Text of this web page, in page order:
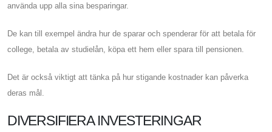
använda upp alla sina besparingar.
De kan till exempel ändra hur de sparar och spenderar för att betala för
college, betala av studielån, köpa ett hem eller spara till pensionen.
Det är också viktigt att tänka på hur stigande kostnader kan påverka
deras mål.
DIVERSIFIERA INVESTERINGAR